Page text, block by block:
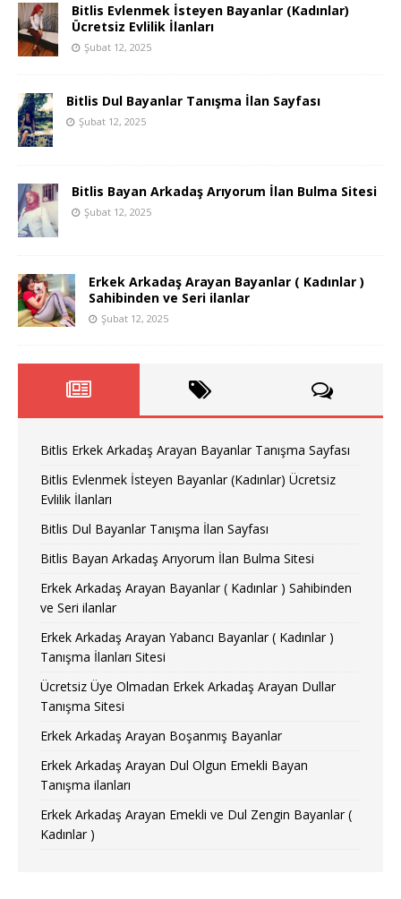
Bitlis Evlenmek İsteyen Bayanlar (Kadınlar)
Ücretsiz Evlilik İlanları
Şubat 12, 2025
Bitlis Dul Bayanlar Tanışma İlan Sayfası
Şubat 12, 2025
Bitlis Bayan Arkadaş Arıyorum İlan Bulma Sitesi
Şubat 12, 2025
Erkek Arkadaş Arayan Bayanlar ( Kadınlar )
Sahibinden ve Seri ilanlar
Şubat 12, 2025
Bitlis Erkek Arkadaş Arayan Bayanlar Tanışma Sayfası
Bitlis Evlenmek İsteyen Bayanlar (Kadınlar) Ücretsiz
Evlilik İlanları
Bitlis Dul Bayanlar Tanışma İlan Sayfası
Bitlis Bayan Arkadaş Arıyorum İlan Bulma Sitesi
Erkek Arkadaş Arayan Bayanlar ( Kadınlar ) Sahibinden
ve Seri ilanlar
Erkek Arkadaş Arayan Yabancı Bayanlar ( Kadınlar )
Tanışma İlanları Sitesi
Ücretsiz Üye Olmadan Erkek Arkadaş Arayan Dullar
Tanışma Sitesi
Erkek Arkadaş Arayan Boşanmış Bayanlar
Erkek Arkadaş Arayan Dul Olgun Emekli Bayan
Tanışma ilanları
Erkek Arkadaş Arayan Emekli ve Dul Zengin Bayanlar (
Kadınlar )